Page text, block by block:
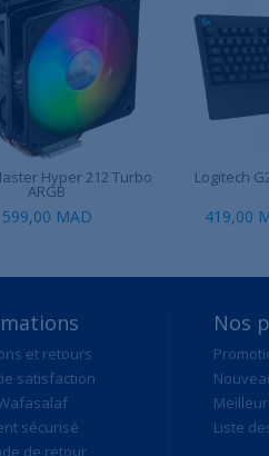
Hyper 212 Turbo
ARGB
599,00 MAD
Logitech
419,00
et retours
satisfaction
sécurisé
de retour
Nos
Liste